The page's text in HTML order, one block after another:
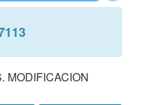
MODIFICACION